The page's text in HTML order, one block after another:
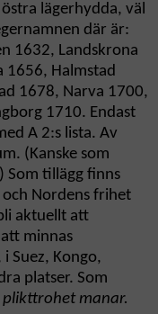
lägerhydda, väl
där är:
1632, Landskrona
1656, Halmstad
1678, Narva 1700,
1710. Endast
A 2:s lista. Av
(Kanske som
Som tillägg finns
Nordens frihet
aktuellt att
minnas
i Suez, Kongo,
platser. Som
plikttrohet manar.